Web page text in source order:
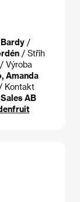
/
/ Střih
/ Výroba
Amanda
/ Kontakt
AB